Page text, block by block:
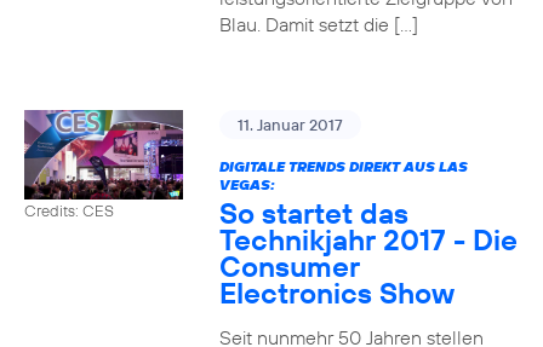
Blau. Damit setzt die […]
Credits: CES
11. Januar 2017
DIGITALE TRENDS DIREKT AUS LAS
VEGAS:
So startet das
Technikjahr 2017 - Die
Consumer
Electronics Show
Seit nunmehr 50 Jahren stellen